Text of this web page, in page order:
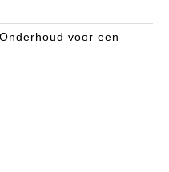
voor een